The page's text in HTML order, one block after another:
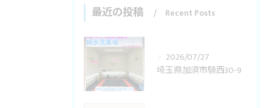
最近の投稿 Recent Posts
2026/07/27
埼玉県加須市騎西30-9